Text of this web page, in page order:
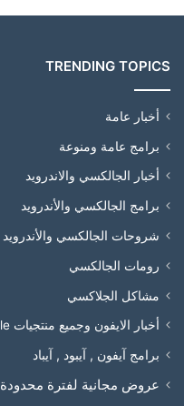
TRENDING TOPICS
أخبار عامة
برامج عامة ومنوعة
أخبار الجالكسي والاندرويد
برامج الجالكسي والأندرويد
شروحات الجالكسي والأندرويد
رومات الجالكسي
مشاكل الجلاكسي
أخبار الايفون وجميع منتجيات Apple
برامج آيفون , آيبود , آيباد
عروض مجانية لفترة محدودة